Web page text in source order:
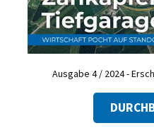
Ausgabe 4 / 2024 -